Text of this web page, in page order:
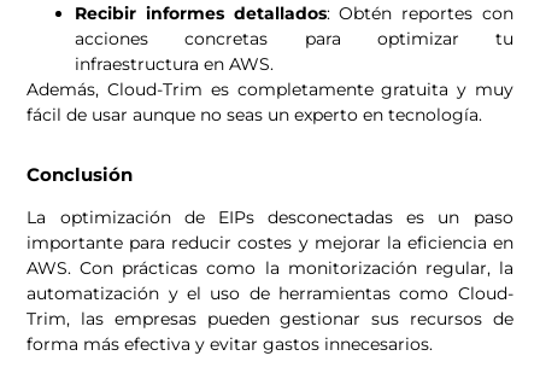
Recibir informes detallados: Obtén reportes con
acciones concretas para optimizar tu
infraestructura en AWS.
Además, Cloud-Trim es completamente gratuita y muy
fácil de usar aunque no seas un experto en tecnología.
Conclusión
La optimización de EIPs desconectadas es un paso
importante para reducir costes y mejorar la eficiencia en
AWS. Con prácticas como la monitorización regular, la
automatización y el uso de herramientas como Cloud-
Trim, las empresas pueden gestionar sus recursos de
forma más efectiva y evitar gastos innecesarios.